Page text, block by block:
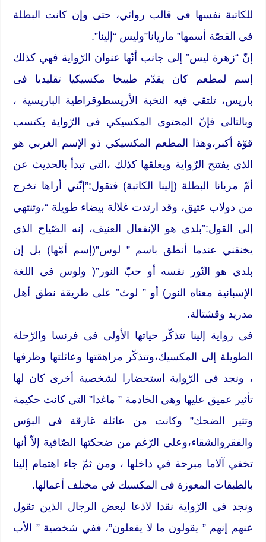
للكاتبة نفسها فى قالب روائي، حتى وإن كانت البطلة
فى القصّة أسمها” ماريانا”وليس “إلينا”.
إنّ “زهرة ليس” إلى جانب أنّها عنوان الرّواية فهي كذلك
إسم لمطعم كان يقدّم طبيخا مكسيكيا تقليديا فى
باريس، تلتقي فيه النخبة الأريسطوقراطية الباريسية ،
وبالتالى فإنّ المحتوى المكسيكي فى الرّواية يكتسب
قوّة أكبر،وهذا المطعم المكسيكي ذو الإسم الغربي هو
الذي يفتتح الرّواية ويغلقها كذلك ،التي تبدأ بالحديث عن
أمّ مريانا البطلة (إلينا الكاتبة) فتقول:”إنّني أراها تخرج
من دولاب عتيق، وقد ارتدت غلالة بيضاء طويلة “،وتنتهي
إلى القول:”بلدي هو الإنفعال العنيف، إنه الصّياح الذي
يخنقني عندما أنطق باسم ” لوس”(إسم أمّها) بل إن
بلدي هو النّور نفسه أو حبّ النور”( ولوس فى اللغة
الإسبانية معناه النور) أو ” لوث” على طريقة نطق أهل
مدريد وقشتالة.
فى رواية إلينا تتذكّر حياتها الأولى فى فرنسا والرّحلة
الطويلة إلى المكسيك،وتتذكّر مراهقتها وعائلتها وظرفها
، ونجد فى الرّواية استحضارا لشخصية أخرى كان لها
تأثير عميق عليها وهي الخادمة ” ماغدا” التي كانت حكيمة
وتثير الضحك” وكانت من عائلة غارقة فى البؤس
والفقروالشقاء،وعلى الرّغم من ضحكتها الصّافية إلاّ أنها
تخفي آلاما مبرحة في داخلها ، ومن ثمّ جاء اهتمام إلينا
بالطبقات المعوزة فى المكسيك في مختلف أعمالها.
ونجد فى الرّواية نقدا لاذعا لبعض الرجال الذين تقول
عنهم إنهم ” يقولون ما لا يفعلون”، ففي شخصية ” الأب